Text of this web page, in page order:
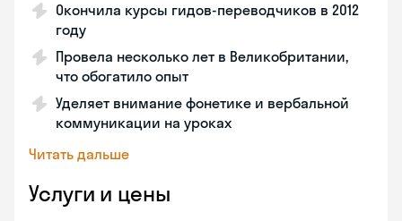
Окончила курсы гидов-переводчиков в 2012
году
Провела несколько лет в Великобритании,
что обогатило опыт
Уделяет внимание фонетике и вербальной
коммуникации на уроках
Читать дальше
Услуги и цены